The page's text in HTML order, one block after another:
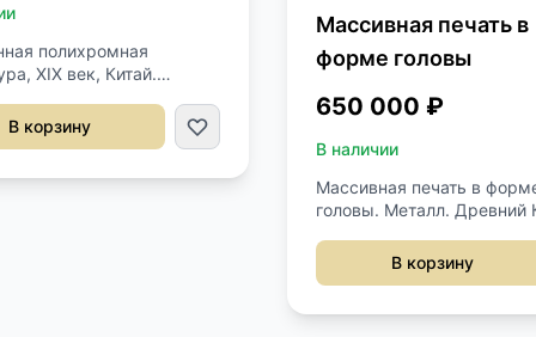
полихромная
XIX век, Китай.
Современная подставка
Резьба, ручная
В корзину
Массивная печать в
форме головы
650 000 ₽
В наличии
Массивная печать в
головы. Металл. Древний
В корзину